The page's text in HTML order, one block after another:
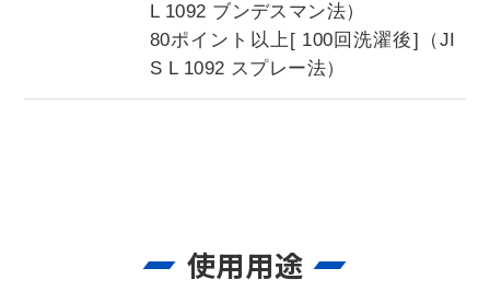
L 1092 ブンデスマン法）
80ポイント以上[ 100回洗濯後]（JI
S L 1092 スプレー法）
使用用途